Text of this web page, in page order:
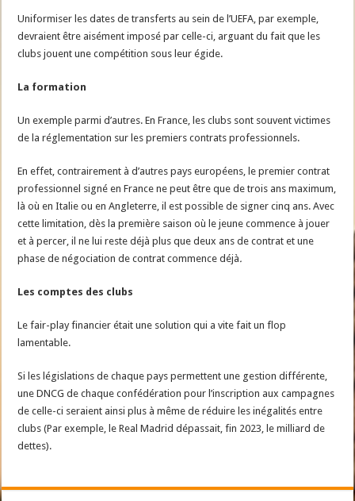
Uniformiser les dates de transferts au sein de l’UEFA, par exemple,
devraient être aisément imposé par celle-ci, arguant du fait que les
clubs jouent une compétition sous leur égide.
La formation
Un exemple parmi d’autres. En France, les clubs sont souvent victimes
de la réglementation sur les premiers contrats professionnels.
En effet, contrairement à d’autres pays européens, le premier contrat
professionnel signé en France ne peut être que de trois ans maximum,
là où en Italie ou en Angleterre, il est possible de signer cinq ans. Avec
cette limitation, dès la première saison où le jeune commence à jouer
et à percer, il ne lui reste déjà plus que deux ans de contrat et une
phase de négociation de contrat commence déjà.
Les comptes des clubs
Le fair-play financier était une solution qui a vite fait un flop
lamentable.
Si les législations de chaque pays permettent une gestion différente,
une DNCG de chaque confédération pour l’inscription aux campagnes
de celle-ci seraient ainsi plus à même de réduire les inégalités entre
clubs (Par exemple, le Real Madrid dépassait, fin 2023, le milliard de
dettes).